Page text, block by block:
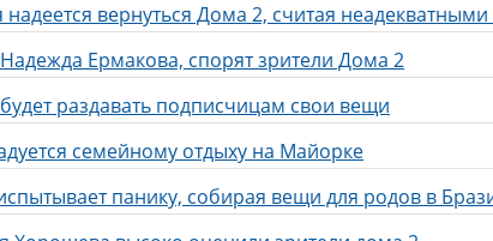
Ермакова, спорят зрители Дома 2
раздавать подписчицам свои вещи
семейному отдыху на Майорке
панику, собирая вещи для родов в